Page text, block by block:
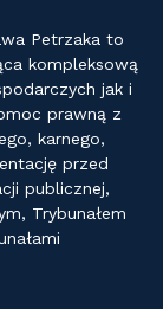
Petrzaka to
kompleksową
jak i
prawną z
karnego,
przed
publicznej,
Trybunałem